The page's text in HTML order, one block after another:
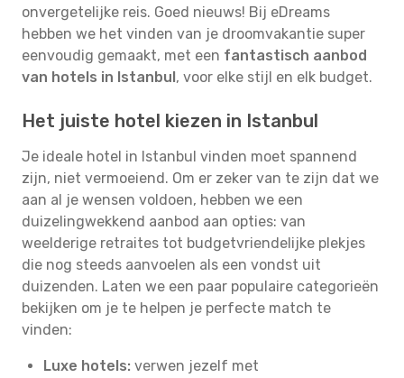
onvergetelijke reis. Goed nieuws! Bij eDreams
hebben we het vinden van je droomvakantie super
eenvoudig gemaakt, met een fantastisch aanbod
van hotels in Istanbul, voor elke stijl en elk budget.
Het juiste hotel kiezen in Istanbul
Je ideale hotel in Istanbul vinden moet spannend
zijn, niet vermoeiend. Om er zeker van te zijn dat we
aan al je wensen voldoen, hebben we een
duizelingwekkend aanbod aan opties: van
weelderige retraites tot budgetvriendelijke plekjes
die nog steeds aanvoelen als een vondst uit
duizenden. Laten we een paar populaire categorieën
bekijken om je te helpen je perfecte match te
vinden:
Luxe hotels: verwen jezelf met